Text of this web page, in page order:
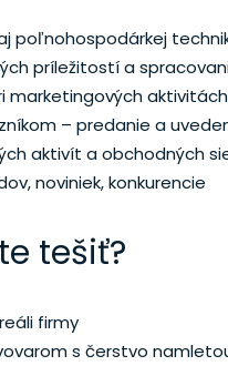
poľnohospodárkej
príležitostí a
marketingových
– predanie a
aktivít a obchodných
noviniek, konkurencie
tešiť?
firmy
s čerstvo